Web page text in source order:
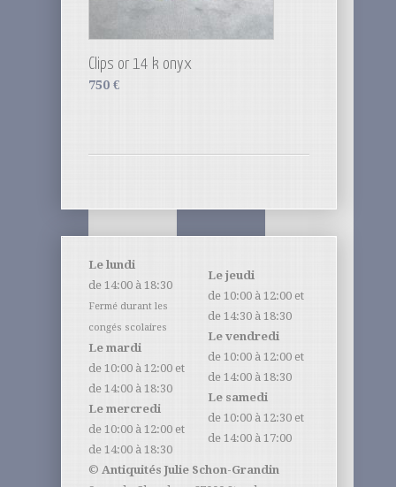
Clips or 14 k onyx
750 €
Le lundi
de 14:00 à 18:30
Fermé durant les
congés scolaires
Le mardi
de 10:00 à 12:00 et
de 14:00 à 18:30
Le mercredi
de 10:00 à 12:00 et
de 14:00 à 18:30
Le jeudi
de 10:00 à 12:00 et
de 14:30 à 18:30
Le vendredi
de 10:00 à 12:00 et
de 14:00 à 18:30
Le samedi
de 10:00 à 12:30 et
de 14:00 à 17:00
© Antiquités Julie Schon-Grandin